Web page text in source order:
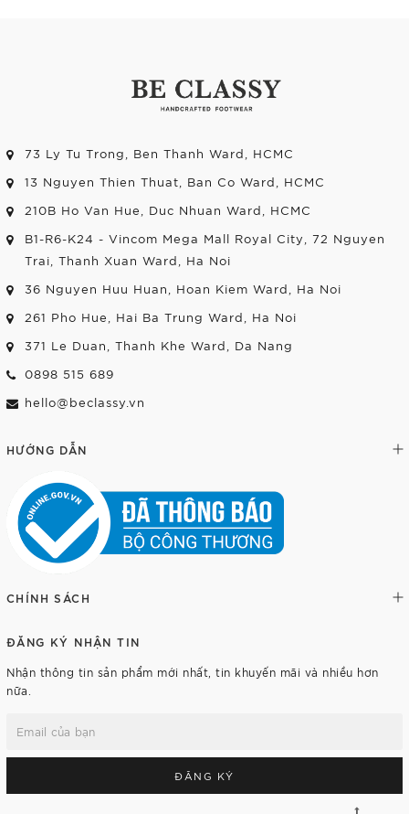
73 Ly Tu Trong, Ben Thanh Ward, HCMC
13 Nguyen Thien Thuat, Ban Co Ward, HCMC
210B Ho Van Hue, Duc Nhuan Ward, HCMC
B1-R6-K24 - Vincom Mega Mall Royal City, 72 Nguyen
Trai, Thanh Xuan Ward, Ha Noi
36 Nguyen Huu Huan, Hoan Kiem Ward, Ha Noi
261 Pho Hue, Hai Ba Trung Ward, Ha Noi
371 Le Duan, Thanh Khe Ward, Da Nang
0898 515 689
hello@beclassy.vn
HƯỚNG DẪN
CHÍNH SÁCH
ĐĂNG KÝ NHẬN TIN
Nhận thông tin sản phẩm mới nhất, tin khuyến mãi và nhiều hơn
nữa.
ĐĂNG KÝ